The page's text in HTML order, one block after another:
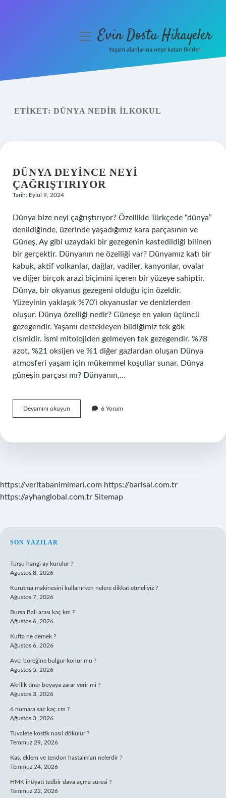
Yasal Uyarı
menüyüEvin Dostu Hikayeler
Yaşam alanlarına neşe katan fikirler!
ETIKET: DÜNYA NEDIR ILKOKUL
DÜNYA DEYINCE NEYI
ÇAĞRIŞTIRIYOR
Tarih: Eylül 9, 2024
Dünya bize neyi çağrıştırıyor? Özellikle Türkçede “dünya”
denildiğinde, üzerinde yaşadığımız kara parçasının ve
Güneş, Ay gibi uzaydaki bir gezegenin kastedildiği bilinen
bir gerçektir. Dünyanın ne özelliği var? Dünyamız katı bir
kabuk, aktif volkanlar, dağlar, vadiler, kanyonlar, ovalar
ve diğer birçok arazi biçimini içeren bir yüzeye sahiptir.
Dünya, bir okyanus gezegeni olduğu için özeldir.
Yüzeyinin yaklaşık %70’i okyanuslar ve denizlerden
oluşur. Dünya özelliği nedir? Güneşe en yakın üçüncü
gezegendir. Yaşamı destekleyen bildiğimiz tek gök
cismidir. İsmi mitolojiden gelmeyen tek gezegendir. %78
azot, %21 oksijen ve %1 diğer gazlardan oluşan Dünya
atmosferi yaşam için mükemmel koşullar sunar. Dünya
güneşin parçası mı? Dünyanın,…
Devamını okuyun
Deyince
6 Yorum
https://veritabanimimari.com https://barisal.com.tr
https://ayhanglobal.com.tr Sitemap
SIDEBAR
SON YAZILAR
Turşu hangi ay kurulur ?
Ağustos 8, 2026
Kurutma makinesini kullanırken nelere dikkat etmeliyiz ?
Ağustos 7, 2026
Bursa Bali arası kaç km ?
Ağustos 6, 2026
Kufta ne demek ?
Ağustos 6, 2026
Avcı böreğine bulgur konur mu ?
Ağustos 5, 2026
Akrilik tiner boyaya zarar verir mi ?
Ağustos 3, 2026
6 numara sac kaç cm ?
Ağustos 3, 2026
Tuvalete kostik nasıl dökülür ?
Temmuz 29, 2026
Kas, eklem ve tendon hastalıkları nelerdir ?
Temmuz 24, 2026
HMK ihtiyati tedbir dava açma süresi ?
Temmuz 22, 2026